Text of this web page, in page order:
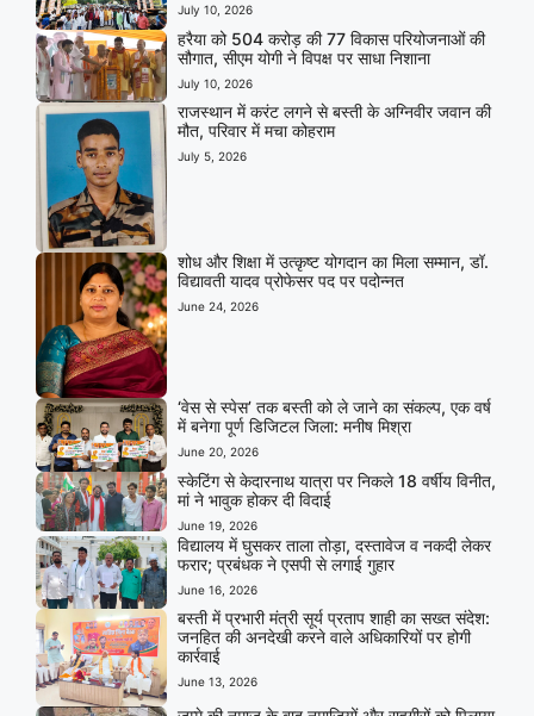
July 10, 2026
हरैया को 504 करोड़ की 77 विकास परियोजनाओं की
सौगात, सीएम योगी ने विपक्ष पर साधा निशाना
July 10, 2026
राजस्थान में करंट लगने से बस्ती के अग्निवीर जवान की
मौत, परिवार में मचा कोहराम
July 5, 2026
शोध और शिक्षा में उत्कृष्ट योगदान का मिला सम्मान, डॉ.
विद्यावती यादव प्रोफेसर पद पर पदोन्नत
June 24, 2026
‘वेस से स्पेस’ तक बस्ती को ले जाने का संकल्प, एक वर्ष
में बनेगा पूर्ण डिजिटल जिला: मनीष मिश्रा
June 20, 2026
स्केटिंग से केदारनाथ यात्रा पर निकले 18 वर्षीय विनीत,
मां ने भावुक होकर दी विदाई
June 19, 2026
विद्यालय में घुसकर ताला तोड़ा, दस्तावेज व नकदी लेकर
फरार; प्रबंधक ने एसपी से लगाई गुहार
June 16, 2026
बस्ती में प्रभारी मंत्री सूर्य प्रताप शाही का सख्त संदेश:
जनहित की अनदेखी करने वाले अधिकारियों पर होगी
कार्रवाई
June 13, 2026